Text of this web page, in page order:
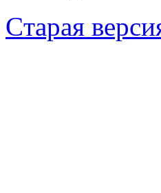
Cтарая